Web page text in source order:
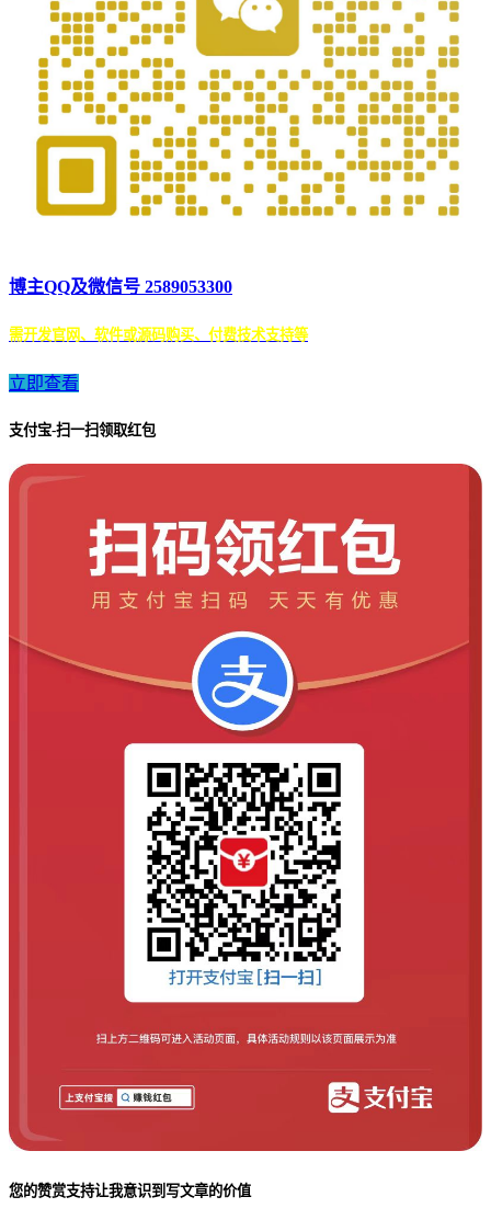
博主QQ及微信号 2589053300
需开发官网、软件或源码购买、付费技术支持等
立即查看
支付宝-扫一扫领取红包
您的赞赏支持让我意识到写文章的价值